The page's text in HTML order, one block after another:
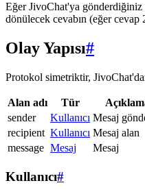
Eğer JivoChat'ya
dönülecek cevabın (eğer
Olay Yapısı#
Protokol simetriktir,
Alan adı Tür
sender
Kullanıcı Mesaj
recipient Kullanıcı Mesaj alan
message Mesaj Mesaj
Kullanıcı#